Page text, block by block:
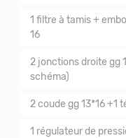
1 filtre à tamis +
16
2 jonctions droite gg
schéma)
2 coude gg 13*16 +1
1 régulateur de